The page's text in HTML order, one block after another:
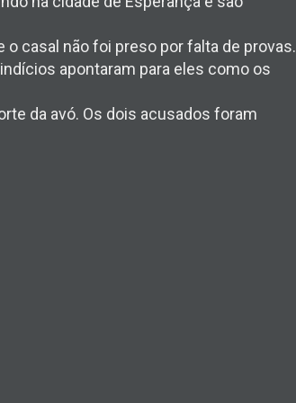
casal não foi preso por falta de provas.
apontaram para eles como os
da avó. Os dois acusados foram